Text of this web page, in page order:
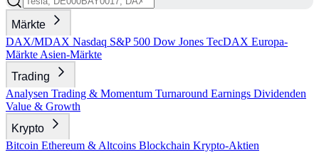
Märkte
DAX/MDAX Nasdaq S&P 500 Dow Jones TecDAX Europa-
Märkte Asien-Märkte
Trading
Analysen Trading & Momentum Turnaround Earnings Dividenden
Value & Growth
Krypto
Bitcoin Ethereum & Altcoins Blockchain Krypto-Aktien